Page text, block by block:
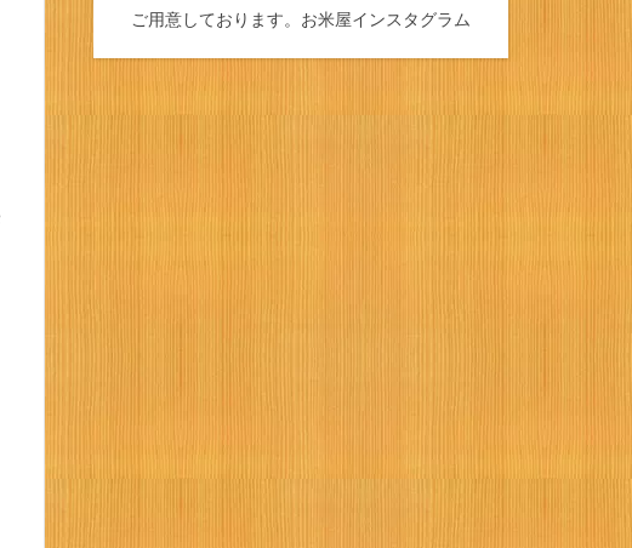
ご用意しております。 お米屋インスタグラム